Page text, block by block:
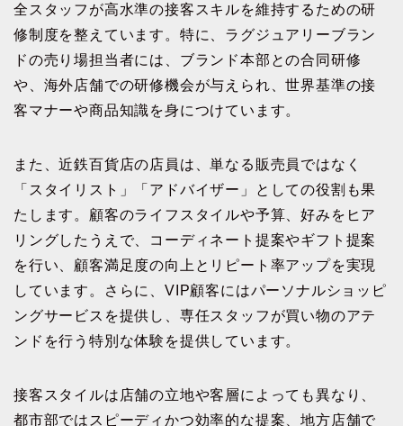
全スタッフが高水準の接客スキルを維持するための研
修制度を整えています。特に、ラグジュアリーブラン
ドの売り場担当者には、ブランド本部との合同研修
や、海外店舗での研修機会が与えられ、世界基準の接
客マナーや商品知識を身につけています。
また、近鉄百貨店の店員は、単なる販売員ではなく
「スタイリスト」「アドバイザー」としての役割も果
たします。顧客のライフスタイルや予算、好みをヒア
リングしたうえで、コーディネート提案やギフト提案
を行い、顧客満足度の向上とリピート率アップを実現
しています。さらに、VIP顧客にはパーソナルショッピ
ングサービスを提供し、専任スタッフが買い物のアテ
ンドを行う特別な体験を提供しています。
接客スタイルは店舗の立地や客層によっても異なり、
都市部ではスピーディかつ効率的な提案、地方店舗で